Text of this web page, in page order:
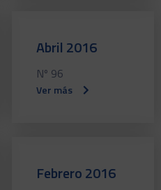
Abril 2016
Nº 96
Ver más
Febrero 2016